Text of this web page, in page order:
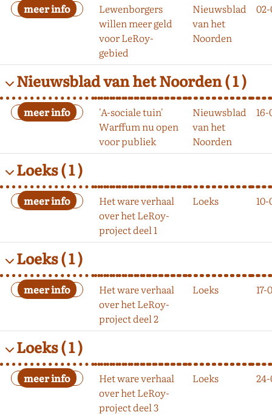
Lewenborgers
willen meer geld
voor LeRoy-
gebied
Nieuwsblad
van het
Noorden
02-
Nieuwsblad van het Noorden( 1 )
'A-sociale tuin'
Warffum nu open
voor publiek
Nieuwsblad
van het
Noorden
16-
Loeks( 1 )
Het ware verhaal
over het LeRoy-
project deel 1
Loeks 10-
Loeks( 1 )
Het ware verhaal
over het LeRoy-
project deel 2
Loeks 17-
Loeks( 1 )
Het ware verhaal
over het LeRoy-
project deel 3
Loeks